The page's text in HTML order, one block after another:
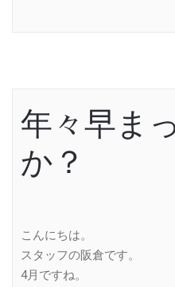
年々早ま
か？
こんにちは。
スタッフの阪倉です。
4月ですね。